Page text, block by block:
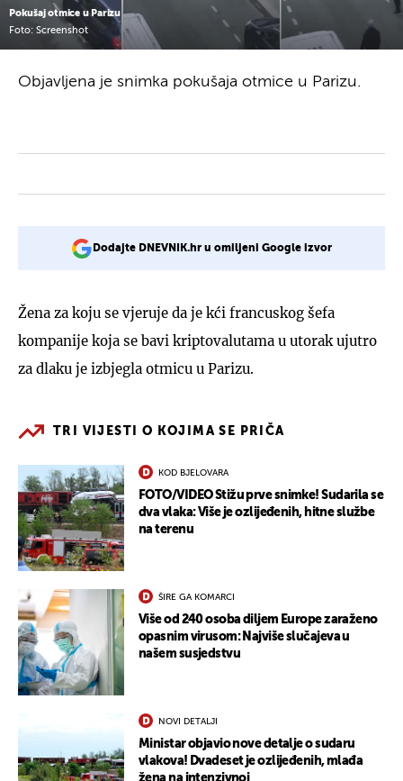
Pokušaj otmice u Parizu
Foto: Screenshot
Objavljena je snimka pokušaja otmice u Parizu.
Dodajte DNEVNIK.hr u omiljeni Google izvor
Žena za koju se vjeruje da je kći francuskog šefa
kompanije koja se bavi kriptovalutama u utorak ujutro
za dlaku je izbjegla otmicu u Parizu.
TRI VIJESTI O KOJIMA SE PRIČA
KOD BJELOVARA
FOTO/VIDEO Stižu prve snimke! Sudarila se
dva vlaka: Više je ozlijeđenih, hitne službe
na terenu
ŠIRE GA KOMARCI
Više od 240 osoba diljem Europe zaraženo
opasnim virusom: Najviše slučajeva u
našem susjedstvu
NOVI DETALJI
Ministar objavio nove detalje o sudaru
vlakova! Dvadeset je ozlijeđenih, mlađa
žena na intenzivnoj